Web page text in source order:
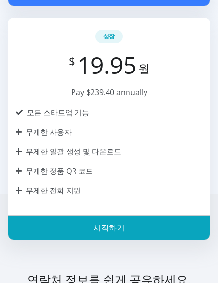
성장
$ 19.95 월
Pay $239.40 annually
모든 스타트업 기능
무제한 사용자
무제한 일괄 생성 및 다운로드
무제한 정품 QR 코드
무제한 전화 지원
시작하기
연락처 정보를 쉽게 공유하세요.